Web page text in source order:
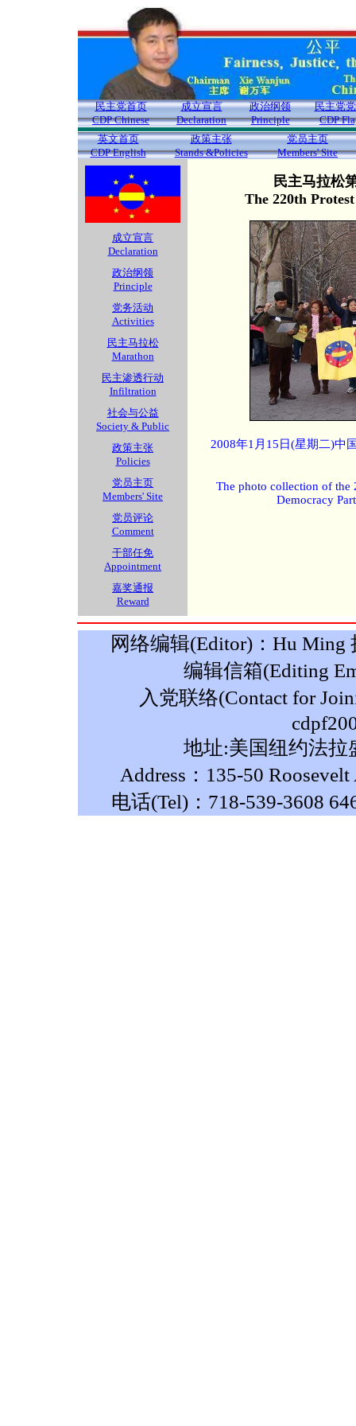
民主党首页
CDP Chinese
成立宣言
Declaration
政治纲领
Principle
民主党
CDP
英文首页
CDP English
政策主张
Stands &Policies
党员主页
Members' Site
成立宣言
Declaration
政治纲领
Principle
党务活动
Activities
民主马拉松
Marathon
民主渗透行动
Infiltration
社会与公益
Society & Public
政策主张
Policies
党员主页
Members' Site
党员评论
Comment
干部任免
Appointment
嘉奖通报
Reward
民主马拉松
The 220th
2008年1月15日(星期二)中
The photo collection of the
Democracy
网络编辑(Editor)：Hu Ming
编辑信箱(Editing
入党联络(Contact for
地址:美国纽约法拉
Address：135-50
电话(Tel)：718-539-3608